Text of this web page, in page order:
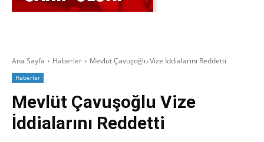
Ana Sayfa Haberler Mevlüt Çavuşoğlu Vize İddialarını Reddetti
Haberler
Mevlüt Çavuşoğlu Vize
İddialarını Reddetti